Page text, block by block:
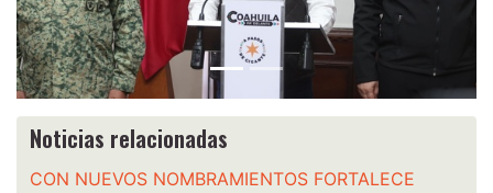
Noticias relacionadas
CON NUEVOS NOMBRAMIENTOS FORTALECE